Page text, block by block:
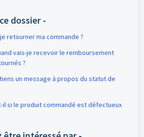
dossier -
retourner ma commande ?
vais-je recevoir le remboursement
?
un message à propos du statut de
il si le produit commandé est défectueux